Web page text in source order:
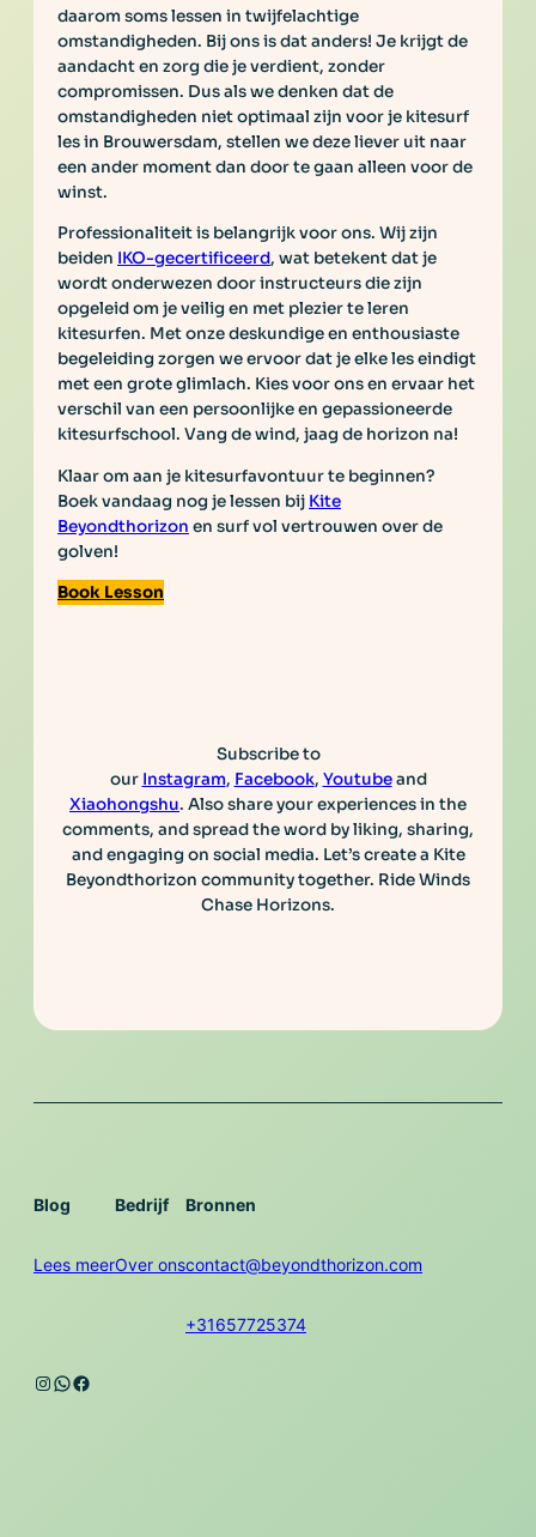
daarom soms lessen in twijfelachtige
omstandigheden. Bij ons is dat anders! Je krijgt de
aandacht en zorg die je verdient, zonder
compromissen. Dus als we denken dat de
omstandigheden niet optimaal zijn voor je kitesurf
les in Brouwersdam, stellen we deze liever uit naar
een ander moment dan door te gaan alleen voor de
winst.
Professionaliteit is belangrijk voor ons. Wij zijn
beiden IKO-gecertificeerd, wat betekent dat je
wordt onderwezen door instructeurs die zijn
opgeleid om je veilig en met plezier te leren
kitesurfen. Met onze deskundige en enthousiaste
begeleiding zorgen we ervoor dat je elke les eindigt
met een grote glimlach. Kies voor ons en ervaar het
verschil van een persoonlijke en gepassioneerde
kitesurfschool. Vang de wind, jaag de horizon na!
Klaar om aan je kitesurfavontuur te beginnen?
Boek vandaag nog je lessen bij Kite
Beyondthorizon en surf vol vertrouwen over de
golven!
Book Lesson
Subscribe to
our Instagram, Facebook, Youtubeand
Xiaohongshu. Also share your experiences in the
comments, and spread the word by liking, sharing,
and engaging on social media. Let’s create a Kite
Beyondthorizon community together. Ride Winds
Chase Horizons.
Blog
Lees meer
Bedrijf
Over ons
Bronnen
contact@beyondthorizon.com
+31657725374
Instagram
WhatsApp
Facebook